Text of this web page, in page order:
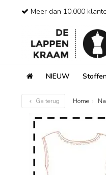
Meer dan 10.000
NIEUW
Ga terug Home